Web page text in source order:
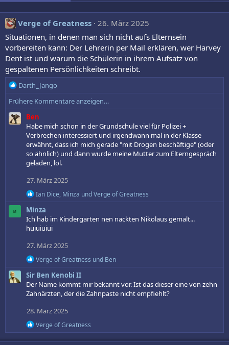
Verge of Greatness 26. März 2025
Situationen, in denen man sich nicht aufs Elternsein
vorbereiten kann: Der Lehrerin per Mail erklären, wer Harvey
Dent ist und warum die Schülerin in ihrem Aufsatz von
gespaltenen Persönlichkeiten schreibt.
R
e
a
k
t
Darth_Jango
Frühere Kommentare anzeigen…
Ben
Habe mich schon in der Grundschule viel für Polizei +
Verbrechen interessiert und irgendwann mal in der Klasse
erwähnt, dass ich mich gerade "mit Drogen beschäftige" (oder
so ähnlich) und dann wurde meine Mutter zum Elterngespräch
geladen, lol.
27. März 2025
R
e
a
k
t
o
n
e
n
Ian Dice, Minza undVerge of Greatness
M
Minza
Ich hab im Kindergarten nen nackten Nikolaus gemalt...
huiuiuiui
27. März 2025
R
e
a
k
t
o
n
e
n
:
Verge of Greatness und Ben
Sir Ben Kenobi II
Der Name kommt mir bekannt vor. Ist das dieser eine von zehn
Zahnärzten, der die Zahnpaste nicht empfiehlt?
28. März 2025
R
e
a
Verge of Greatness